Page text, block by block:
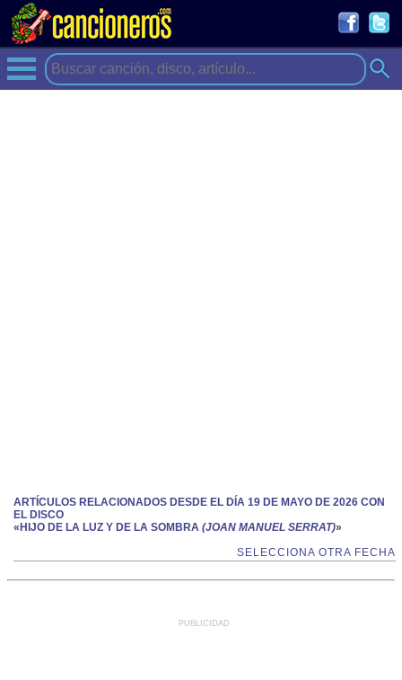
ARTÍCULOS RELACIONADOS DESDE EL DÍA 19 DE MAYO DE 2026 CON
EL DISCO
«HIJO DE LA LUZ Y DE LA SOMBRA (JOAN MANUEL SERRAT)»
SELECCIONA OTRA FECHA
PUBLICIDAD